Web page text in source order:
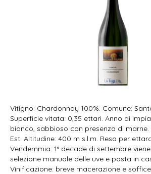
Vitigno: Chardonnay 100%. Comune:
Superficie vitata: 0,35 ettari. Anno di
bianco, sabbioso con presenza di marne.
Est. Altitudine: 400 m s.l.m. Resa per
Vendemmia: 1° decade di settembre
selezione manuale delle uve e posta in
Vinificazione: breve macerazione e